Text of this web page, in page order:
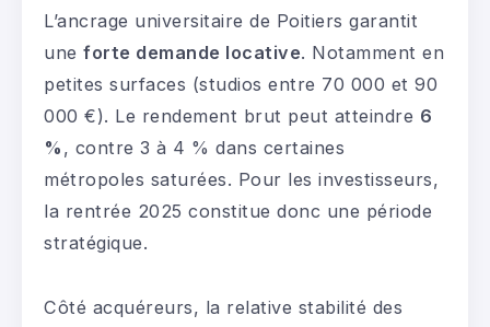
L’ancrage universitaire de Poitiers garantit
une forte demande locative. Notamment en
petites surfaces (studios entre 70 000 et 90
000 €). Le rendement brut peut atteindre 6
% , contre 3 à 4 % dans certaines
métropoles saturées. Pour les investisseurs,
la rentrée 2025 constitue donc une période
stratégique.
Côté acquéreurs, la relative stabilité des